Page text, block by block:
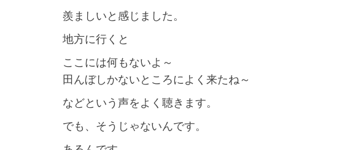
羨ましいと感じました。
地方に行くと
ここには何もないよ～
田んぼしかないところによく来たね～
などという声をよく聴きます。
でも、そうじゃないんです。